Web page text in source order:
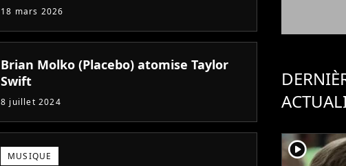
18 mars 2026
Brian Molko (Placebo) atomise Taylor
Swift
8 juillet 2024
MUSIQUE player2